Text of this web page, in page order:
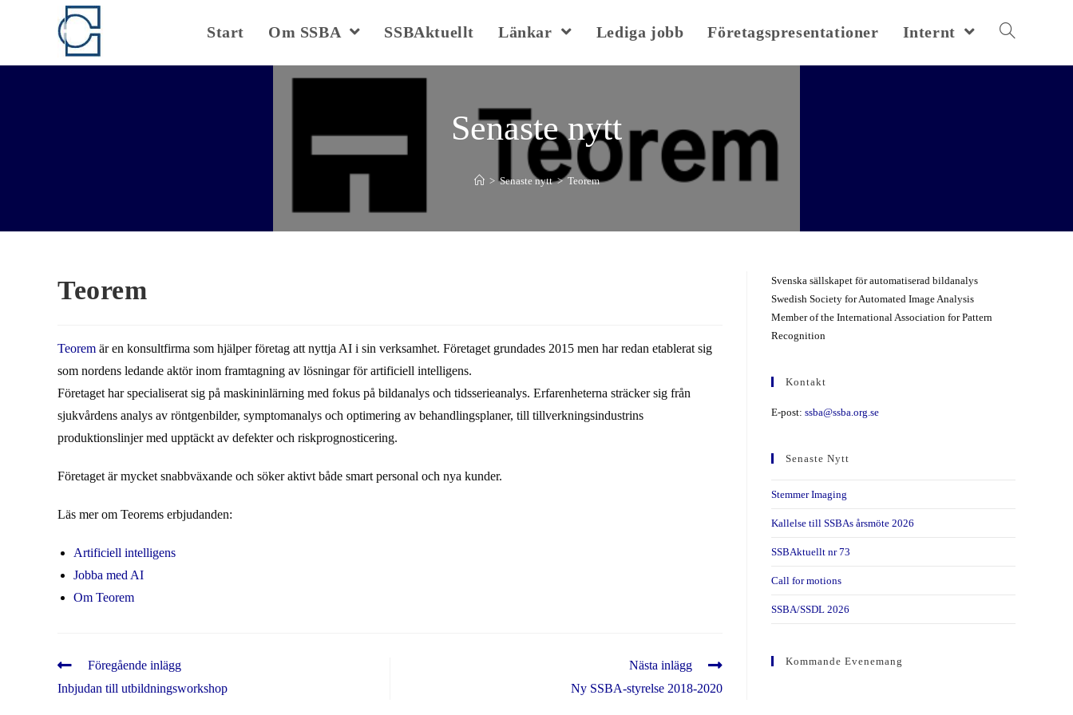
Start Om SSBA SSBAktuellt Länkar Lediga jobb Företagspresentationer Internt
Senaste nytt
> Senaste nytt > Teorem
Teorem
Teorem är en konsultfirma som hjälper företag att nyttja AI i sin verksamhet. Företaget grundades 2015 men har redan etablerat sig
som nordens ledande aktör inom framtagning av lösningar för artificiell intelligens.
Företaget har specialiserat sig på maskininlärning med fokus på bildanalys och tidsserieanalys. Erfarenheterna sträcker sig från
sjukvårdens analys av röntgenbilder, symptomanalys och optimering av behandlingsplaner, till tillverkningsindustrins
produktionslinjer med upptäckt av defekter och riskprognosticering.
Företaget är mycket snabbväxande och söker aktivt både smart personal och nya kunder.
Läs mer om Teorems erbjudanden:
Artificiell intelligens
Jobba med AI
Om Teorem
Läs
artiklar
Föregående inlägg
Inbjudan till utbildningsworkshop
Nästa inlägg
Ny SSBA-styrelse 2018-2020
Svenska sällskapet för automatiserad bildanalys
Swedish Society for Automated Image Analysis
Member of the International Association for Pattern
Recognition
Kontakt
E-post: ssba@ssba.org.se
Senaste Nytt
Stemmer Imaging
Kallelse till SSBAs årsmöte 2026
SSBAktuellt nr 73
Call for motions
SSBA/SSDL 2026
Kommande Evenemang